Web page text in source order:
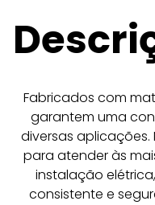
Fabricados com
garantem uma
diversas
para atender às
instalação
consistente e